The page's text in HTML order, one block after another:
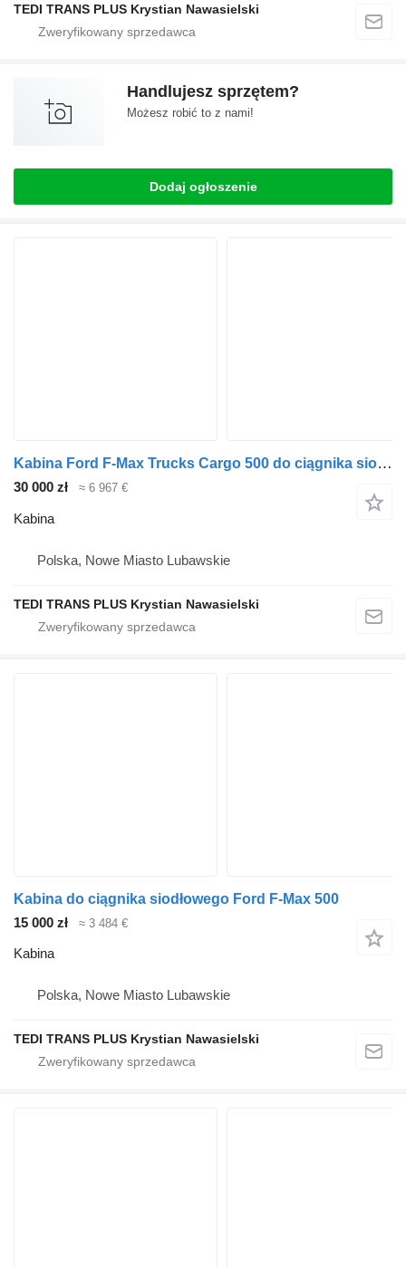
TEDI TRANS PLUS Krystian Nawasielski
Handlujesz sprzętem?
Możesz robić to z nami!
Dodaj ogłoszenie
Kabina Ford F-Max Trucks Cargo 500 do ciągnika siodłowego Ford F-Max Trucks Cargo 500
30 000 zł ≈ 6 967 €
Kabina
Polska, Nowe Miasto Lubawskie
TEDI TRANS PLUS Krystian Nawasielski
Kabina do ciągnika siodłowego Ford F-Max 500
15 000 zł
≈ 3 484 €
Kabina
Polska, Nowe Miasto Lubawskie
TEDI TRANS PLUS Krystian Nawasielski